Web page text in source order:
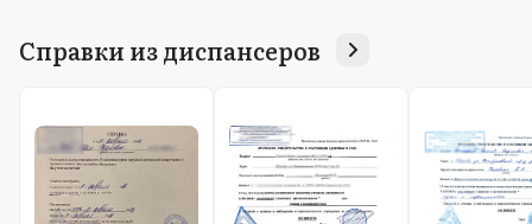
Справки из диспансеров